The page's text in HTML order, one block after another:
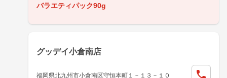
バラエティパック90g
グッデイ小倉南店
福岡県北九州市小倉南区守恒本町１－１３－１０